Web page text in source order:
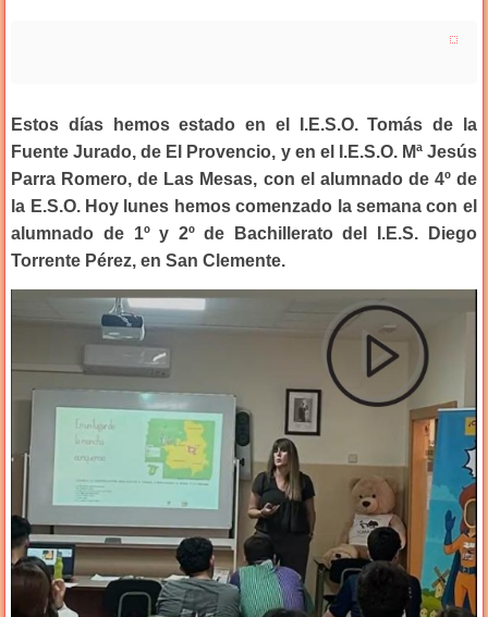
Estos días hemos estado en el I.E.S.O. Tomás de la
Fuente Jurado, de El Provencio, y en el I.E.S.O. Mª Jesús
Parra Romero, de Las Mesas, con el alumnado de 4º de
la E.S.O. Hoy lunes hemos comenzado la semana con el
alumnado de 1º y 2º de Bachillerato del I.E.S. Diego
Torrente Pérez, en San Clemente.